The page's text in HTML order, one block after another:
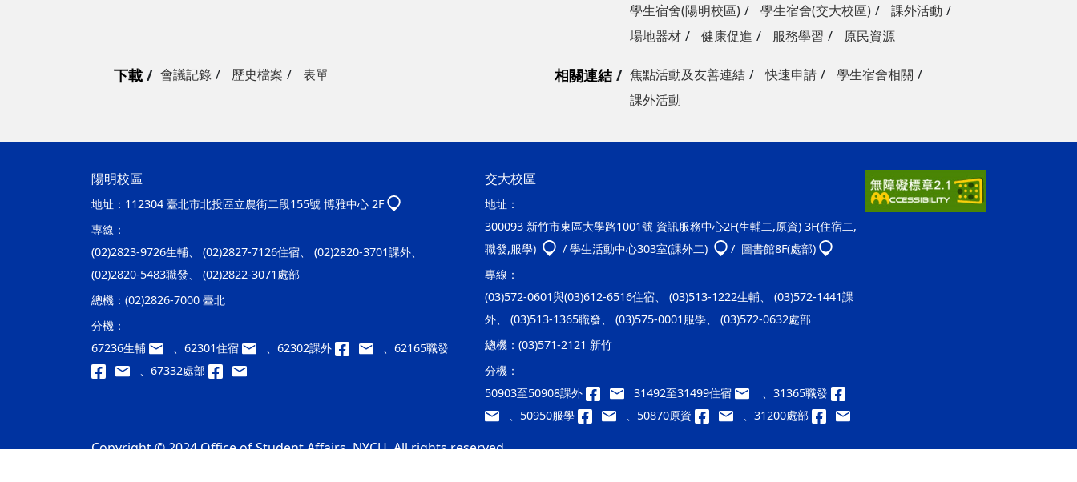
學生宿舍(陽明校區)
學生宿舍(交大校區)
課外活動
場地器材
健康促進 服務學習 原民資源
下載 會議記錄 歷史檔案 表單 相關連結 焦點活動及友善連結 快速申請
學生宿舍相關
課外活動
陽明校區
地址： 112304 臺北市北投區立農街二段155號 博雅中心 2F
專線：
(02)2823-9726生輔、 (02)2827-7126住宿、 (02)2820-3701課外、
(02)2820-5483職發、 (02)2822-3071處部
總機： (02)2826-7000 臺北
分機：
67236生輔
、62301住宿 、62302課外
、62165職發
、67332處部
交大校區
地址：
300093 新竹市東區大學路1001號 資訊服務中心2F(生輔二,原資) 3F(住宿二,
職發,服學)
/ 學生活動中心303室(課外二)
/ 圖書館8F(處部)
專線：
(03)572-0601與(03)612-6516住宿、 (03)513-1222生輔、 (03)572-1441課
外、 (03)513-1365職發、 (03)575-0001服學、 (03)572-0632處部
總機：(03)571-2121 新竹
分機：
50903至50908課外
31492至31499住宿
、31365職發
、50950服學
、50870原資 、31200處部
Copyright © 2024 Office of Student Affairs, NYCU. All rights reserved.